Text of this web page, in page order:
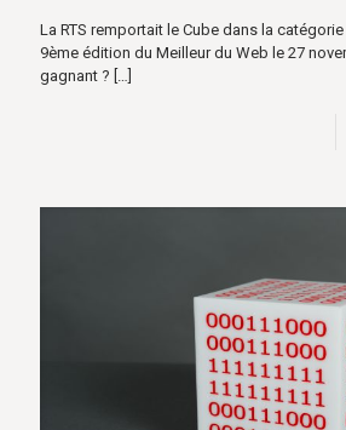
La RTS remportait le Cube dans la
9ème édition du Meilleur du Web le 27
gagnant ? […]